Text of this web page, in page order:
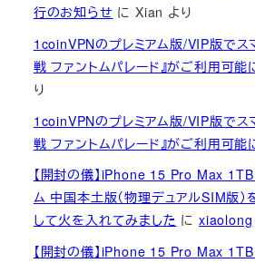
行のお知らせ にXian より
1coinVPNのプレミアム版/VIP版でス
戦 ファントムパレード』がご利用可能
り
1coinVPNのプレミアム版/VIP版でス
戦 ファントムパレード』がご利用可能
【開封の儀】iPhone 15 Pro Max 1TB
ム 中国本土版（物理デュアルSIM版
して火を入れてみました にxiaolong
【開封の儀】iPhone 15 Pro Max 1TB